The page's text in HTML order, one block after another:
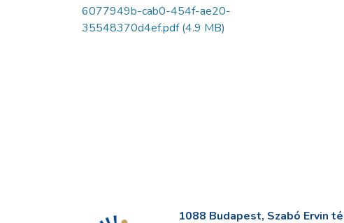
6077949b-cab0-454f-ae20-
35548370d4ef.pdf(4.9 MB)
1088 Budapest, Szabó Ervin